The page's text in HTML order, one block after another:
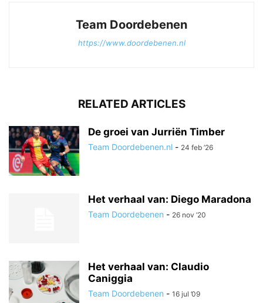
Team Doordebenen
https://www.doordebenen.nl
RELATED ARTICLES
De groei van Jurriën Timber
Team Doordebenen.nl - 24 feb ’26
Het verhaal van: Diego Maradona
Team Doordebenen - 26 nov ’20
Het verhaal van: Claudio
Caniggia
Team Doordebenen - 16 jul ’09